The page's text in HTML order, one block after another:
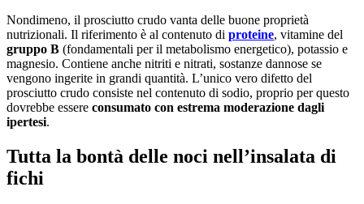
Nondimeno, il prosciutto crudo vanta delle buone proprietà
nutrizionali. Il riferimento è al contenuto di proteine, vitamine del
gruppo B (fondamentali per il metabolismo energetico), potassio e
magnesio. Contiene anche nitriti e nitrati, sostanze dannose se
vengono ingerite in grandi quantità. L’unico vero difetto del
prosciutto crudo consiste nel contenuto di sodio, proprio per questo
dovrebbe essere consumato con estrema moderazione dagli
ipertesi.
Tutta la bontà delle noci nell’insalata di
fichi